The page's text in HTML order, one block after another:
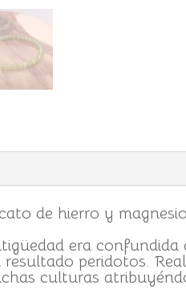
de hierro y
era confundida
resultado peridotos.
culturas